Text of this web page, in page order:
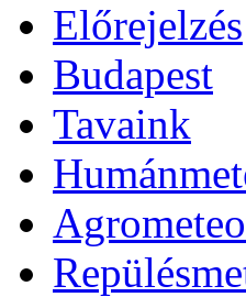
Előrejelzés
Budapest
Tavaink